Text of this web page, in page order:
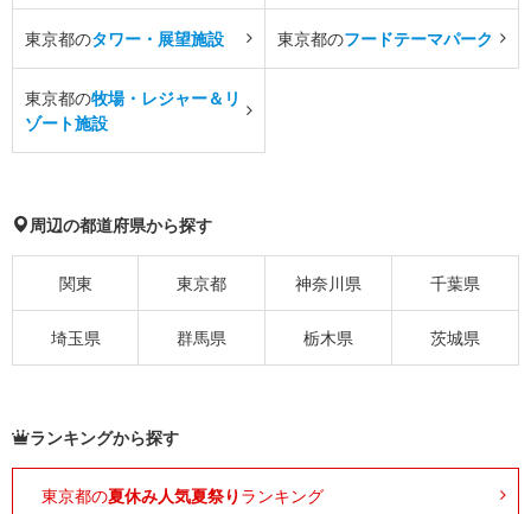
東京都のタワー・展望施設 東京都のフードテーマパーク
東京都の牧場・レジャー＆リ
ゾート施設
周辺の都道府県から探す
関東 東京都 神奈川県 千葉県
埼玉県 群馬県 栃木県 茨城県
ランキングから探す
東京都の夏休み人気夏祭り ランキング